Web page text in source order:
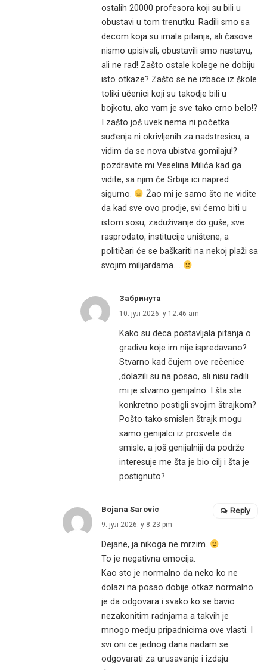
ostalih 20000 profesora koji su bili u
obustavi u tom trenutku. Radili smo sa
decom koja su imala pitanja, ali časove
nismo upisivali, obustavili smo nastavu,
ali ne rad! Zašto ostale kolege ne dobiju
isto otkaze? Zašto se ne izbace iz škole
toliki učenici koji su takodje bili u
bojkotu, ako vam je sve tako crno belo!?
I zašto još uvek nema ni početka
suđenja ni okrivljenih za nadstresicu, a
vidim da se nova ubistva gomilaju!?
pozdravite mi Veselina Milića kad ga
vidite, sa njim će Srbija ici napred
sigurno.
Žao mi je samo što ne vidite
da kad sve ovo prodje, svi ćemo biti u
istom sosu, zaduživanje do guše, sve
rasprodato, institucije uništene, a
političari će se baškariti na nekoj plaži sa
svojim milijardama….
Забринута
10. јул 2026. у 12:46 am
Kako su deca postavljala pitanja o
gradivu koje im nije ispredavano?
Stvarno kad čujem ove rečenice
,dolazili su na posao, ali nisu radili
mi je stvarno genijalno. I šta ste
konkretno postigli svojim štrajkom?
Pošto tako smislen štrajk mogu
samo genijalci iz prosvete da
smisle, a još genijalniji da podrže
interesuje me šta je bio cilj i šta je
postignuto?
Bojana Sarovic
9. јул 2026. у 8:23 pm
Dejane, ja nikoga ne mrzim.
To je negativna emocija.
Kao sto je normalno da neko ko ne
dolazi na posao dobije otkaz normalno
je da odgovara i svako ko se bavio
nezakonitim radnjama a takvih je
mnogo medju pripadnicima ove vlasti. I
svi oni ce jednog dana nadam se
odgovarati za urusavanje i izdaju
Reply